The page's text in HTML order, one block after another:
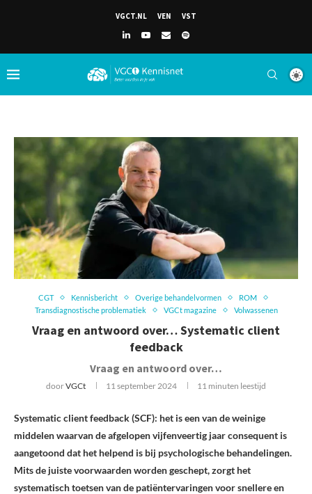
VGCT.NL VEN VST
CGT Kennisbericht Overige behandelvormen
ROM
Transdiagnostische problematiek
VGCt magazine Volwassenen
Vraag en antwoord over… Systematic client
feedback
Vraag en antwoord over…
doorVGCt 11 september 2024 11 minuten leestijd
Systematic client feedback (SCF): het is een van de weinige
middelen waarvan de afgelopen vijfenveertig jaar consequent is
aangetoond dat het helpend is bij psychologische behandelingen.
Mits de juiste voorwaarden worden geschept, zorgt het
systematisch toetsen van de patiëntervaringen voor snellere en